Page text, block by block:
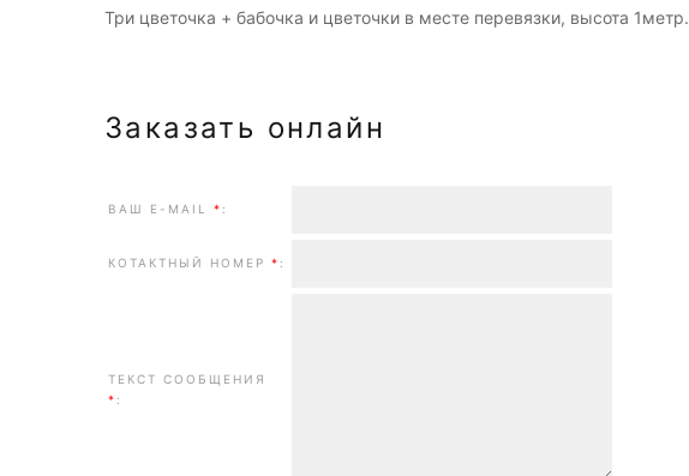
Три цветочка + бабочка и цветочки в месте перевязки, высота 1метр.
Заказать онлайн
ВАШ E-MAIL * :
КОТАКТНЫЙ НОМЕР * :
ТЕКСТ СООБЩЕНИЯ
* :